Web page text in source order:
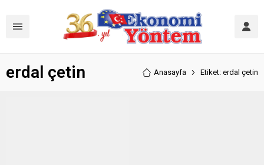
erdal çetin Anasayfa Etiket: erdal çetin